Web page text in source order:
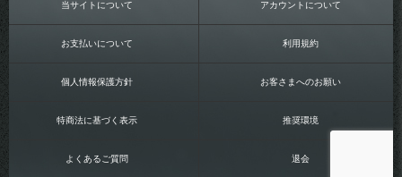
当サイトについて アカウントについて
お支払いについて 利用規約
個人情報保護方針 お客さまへのお願い
特商法に基づく表示 推奨環境
よくあるご質問 退会